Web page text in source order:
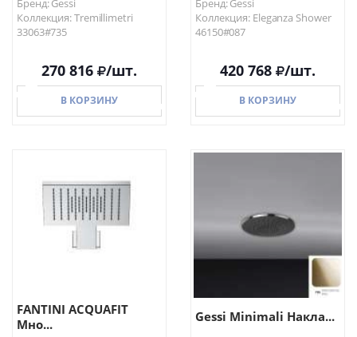
Бренд: Gessi
Коллекция: Tremillimetri
33063#735
270 816 /шт.
В КОРЗИНУ
В КОРЗИНУ
Бренд: Gessi
Коллекция: Eleganza Shower
46150#087
420 768 /шт.
В КОРЗИНУ
FANTINI ACQUAFIT
Мно...
Gessi Minimali Накла...